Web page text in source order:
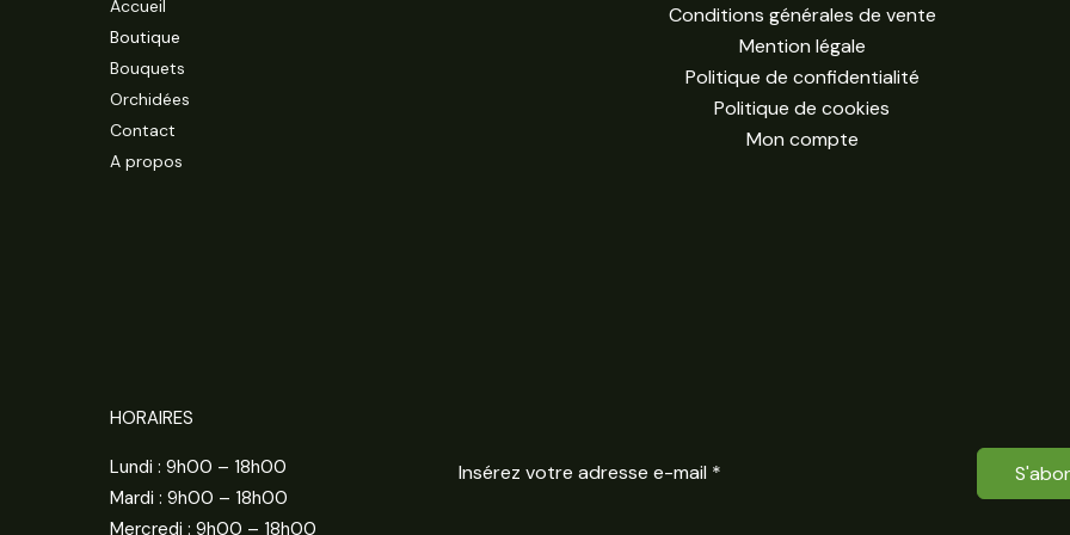
Accueil
Boutique
Bouquets
Orchidées
Contact
A propos
Conditions générales de vente
Mention légale
Politique de confidentialité
Politique de cookies
Mon compte
HORAIRES
Lundi : 9h00 – 18h00
Mardi : 9h00 – 18h00
Mercredi : 9h00 – 18h00